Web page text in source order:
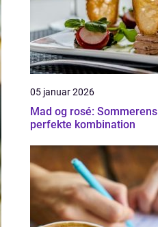
05 januar 2026
Mad og rosé: Sommerens
perfekte kombination